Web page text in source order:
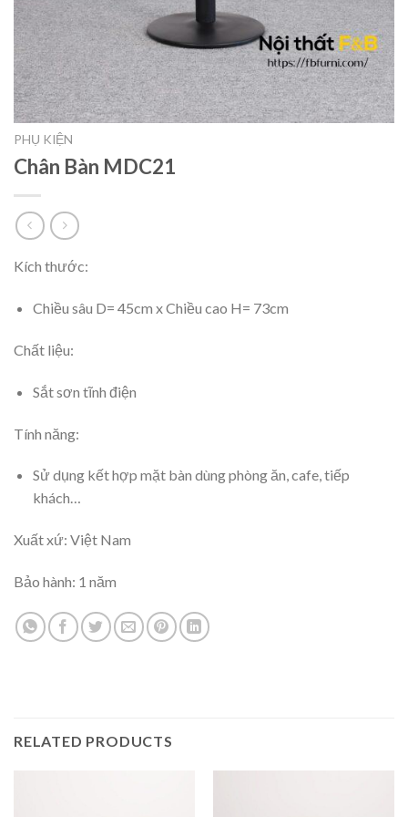
PHỤ KIỆN
Chân Bàn MDC21
Kích thước:
Chiều sâu D= 45cm x Chiều cao H= 73cm
Chất liệu:
Sắt sơn tĩnh điện
Tính năng:
Sử dụng kết hợp mặt bàn dùng phòng ăn, cafe, tiếp
khách…
Xuất xứ: Việt Nam
Bảo hành: 1 năm
RELATED PRODUCTS